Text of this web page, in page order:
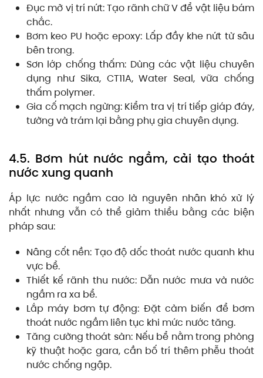
Đục mở vị trí nứt: Tạo rãnh chữ V để vật liệu bám
chắc.
Bơm keo PU hoặc epoxy: Lấp đầy khe nứt từ sâu
bên trong.
Sơn lớp chống thấm: Dùng các vật liệu chuyên
dụng như Sika, CT11A, Water Seal, vữa chống
thấm polymer.
Gia cố mạch ngừng: Kiểm tra vị trí tiếp giáp đáy,
tường và trám lại bằng phụ gia chuyên dụng.
4.5. Bơm hút nước ngầm, cải tạo thoát
nước xung quanh
Áp lực nước ngầm cao là nguyên nhân khó xử lý
nhất nhưng vẫn có thể giảm thiểu bằng các biện
pháp sau:
Nâng cốt nền: Tạo độ dốc thoát nước quanh khu
vực bể.
Thiết kế rãnh thu nước: Dẫn nước mưa và nước
ngầm ra xa bể.
Lắp máy bơm tự động: Đặt cảm biến để bơm
thoát nước ngầm liên tục khi mức nước tăng.
Tăng cường thoát sàn: Nếu bể nằm trong phòng
kỹ thuật hoặc gara, cần bố trí thêm phễu thoát
nước chống ngập.